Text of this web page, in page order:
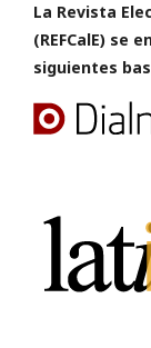
La Revista
(REFCalE) se
siguientes